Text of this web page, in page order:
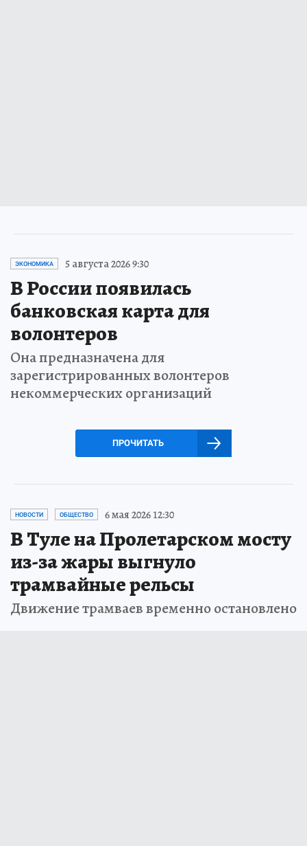
ЭКОНОМИКА 5 августа 2026 9:30
В России появилась
банковская карта для
волонтеров
Она предназначена для
зарегистрированных волонтеров
некоммерческих организаций
ПРОЧИТАТЬ
НОВОСТИ ОБЩЕСТВО 6 мая 2026 12:30
В Туле на Пролетарском мосту
из-за жары выгнуло
трамвайные рельсы
Движение трамваев временно остановлено